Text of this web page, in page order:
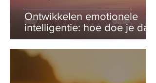
Ontwikkelen emotionele
intelligentie: hoe doe je dat?